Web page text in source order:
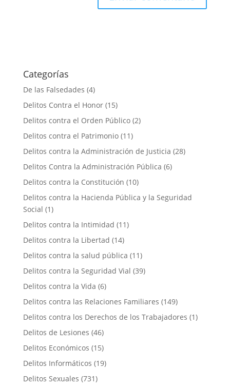
Categorías
De las Falsedades (4)
Delitos Contra el Honor(15)
Delitos contra el Orden Público(2)
Delitos contra el Patrimonio(11)
Delitos contra la Administración de Justicia (28)
Delitos Contra la Administración Pública (6)
Delitos contra la Constitución (10)
Delitos contra la Hacienda Pública y la Seguridad
Social (1)
Delitos contra la Intimidad (11)
Delitos contra la Libertad (14)
Delitos contra la salud pública (11)
Delitos contra la Seguridad Vial (39)
Delitos contra la Vida (6)
Delitos contra las Relaciones Familiares (149)
Delitos contra los Derechos de los Trabajadores (1)
Delitos de Lesiones (46)
Delitos Económicos (15)
Delitos Informáticos (19)
Delitos Sexuales (731)